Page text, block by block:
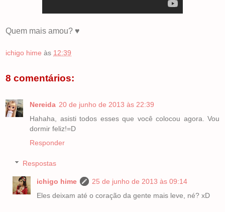
Quem mais amou? ♥
ichigo hime às 12:39
8 comentários:
Nereida 20 de junho de 2013 às 22:39
Hahaha, asisti todos esses que você colocou agora. Vou
dormir feliz!=D
Responder
Respostas
ichigo hime
25 de junho de 2013 às 09:14
Eles deixam até o coração da gente mais leve, né? xD